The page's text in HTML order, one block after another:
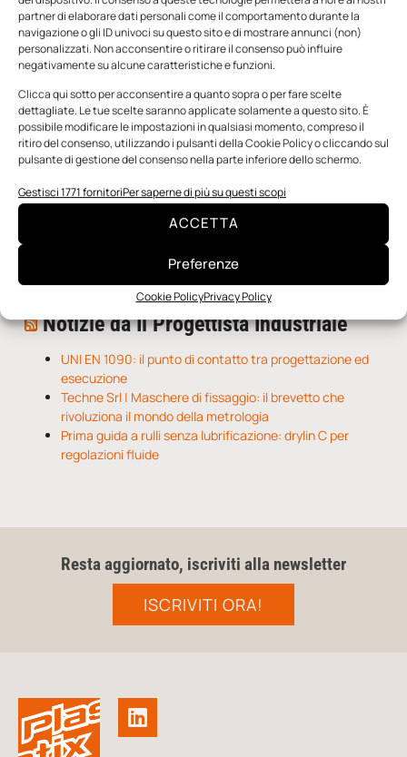
partner di elaborare dati personali come il comportamento durante la
navigazione o gli ID univoci su questo sito e di mostrare annunci (non)
personalizzati. Non acconsentire o ritirare il consenso può influire
negativamente su alcune caratteristiche e funzioni.
Clicca qui sotto per acconsentire a quanto sopra o per fare scelte
dettagliate. Le tue scelte saranno applicate solamente a questo sito. È
possibile modificare le impostazioni in qualsiasi momento, compreso il
ritiro del consenso, utilizzando i pulsanti della Cookie Policy o cliccando sul
pulsante di gestione del consenso nella parte inferiore dello schermo.
Gestisci 1771 fornitoriPer saperne di più su questi scopi
ACCETTA
Preferenze
Cookie PolicyPrivacy Policy
n.5 - Giugno 2026 n.4 - Maggio 2026
Edicola Web
Notizie da Meccanicanews
I nanonastri di grafene come potenziali sensori per i
Una nuova mano robotica passa da una pinza all’altra
O-Ring, tecnica e applicazioni
Notizie da Il Progettista Industriale
UNI EN 1090: il punto di contatto tra progettazione ed
esecuzione
Techne Srl | Maschere di fissaggio: il brevetto che
rivoluziona il mondo della metrologia
Prima guida a rulli senza lubrificazione: drylin C per
regolazioni fluide
Resta aggiornato, iscriviti alla newsletter
ISCRIVITI ORA!